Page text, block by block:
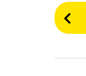
P
o